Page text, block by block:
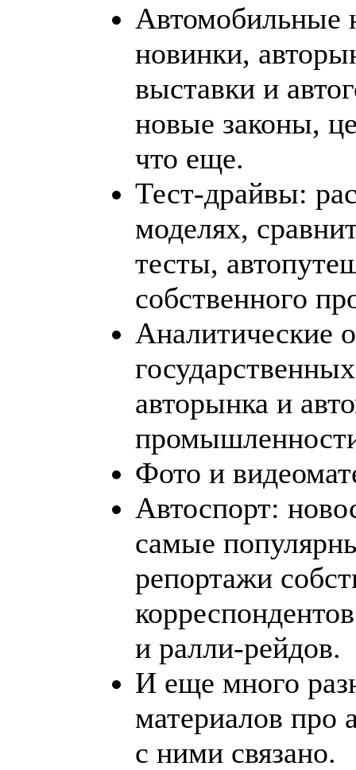
Автомобильные
новинки,
выставки и
новые законы,
что еще.
Тест-драйвы:
моделях,
тесты,
собственного
Аналитические
авторынка и
Фото и
Автоспорт:
самые
репортажи
и ралли-рейдов.
И еще много
материалов про
с ними связано.